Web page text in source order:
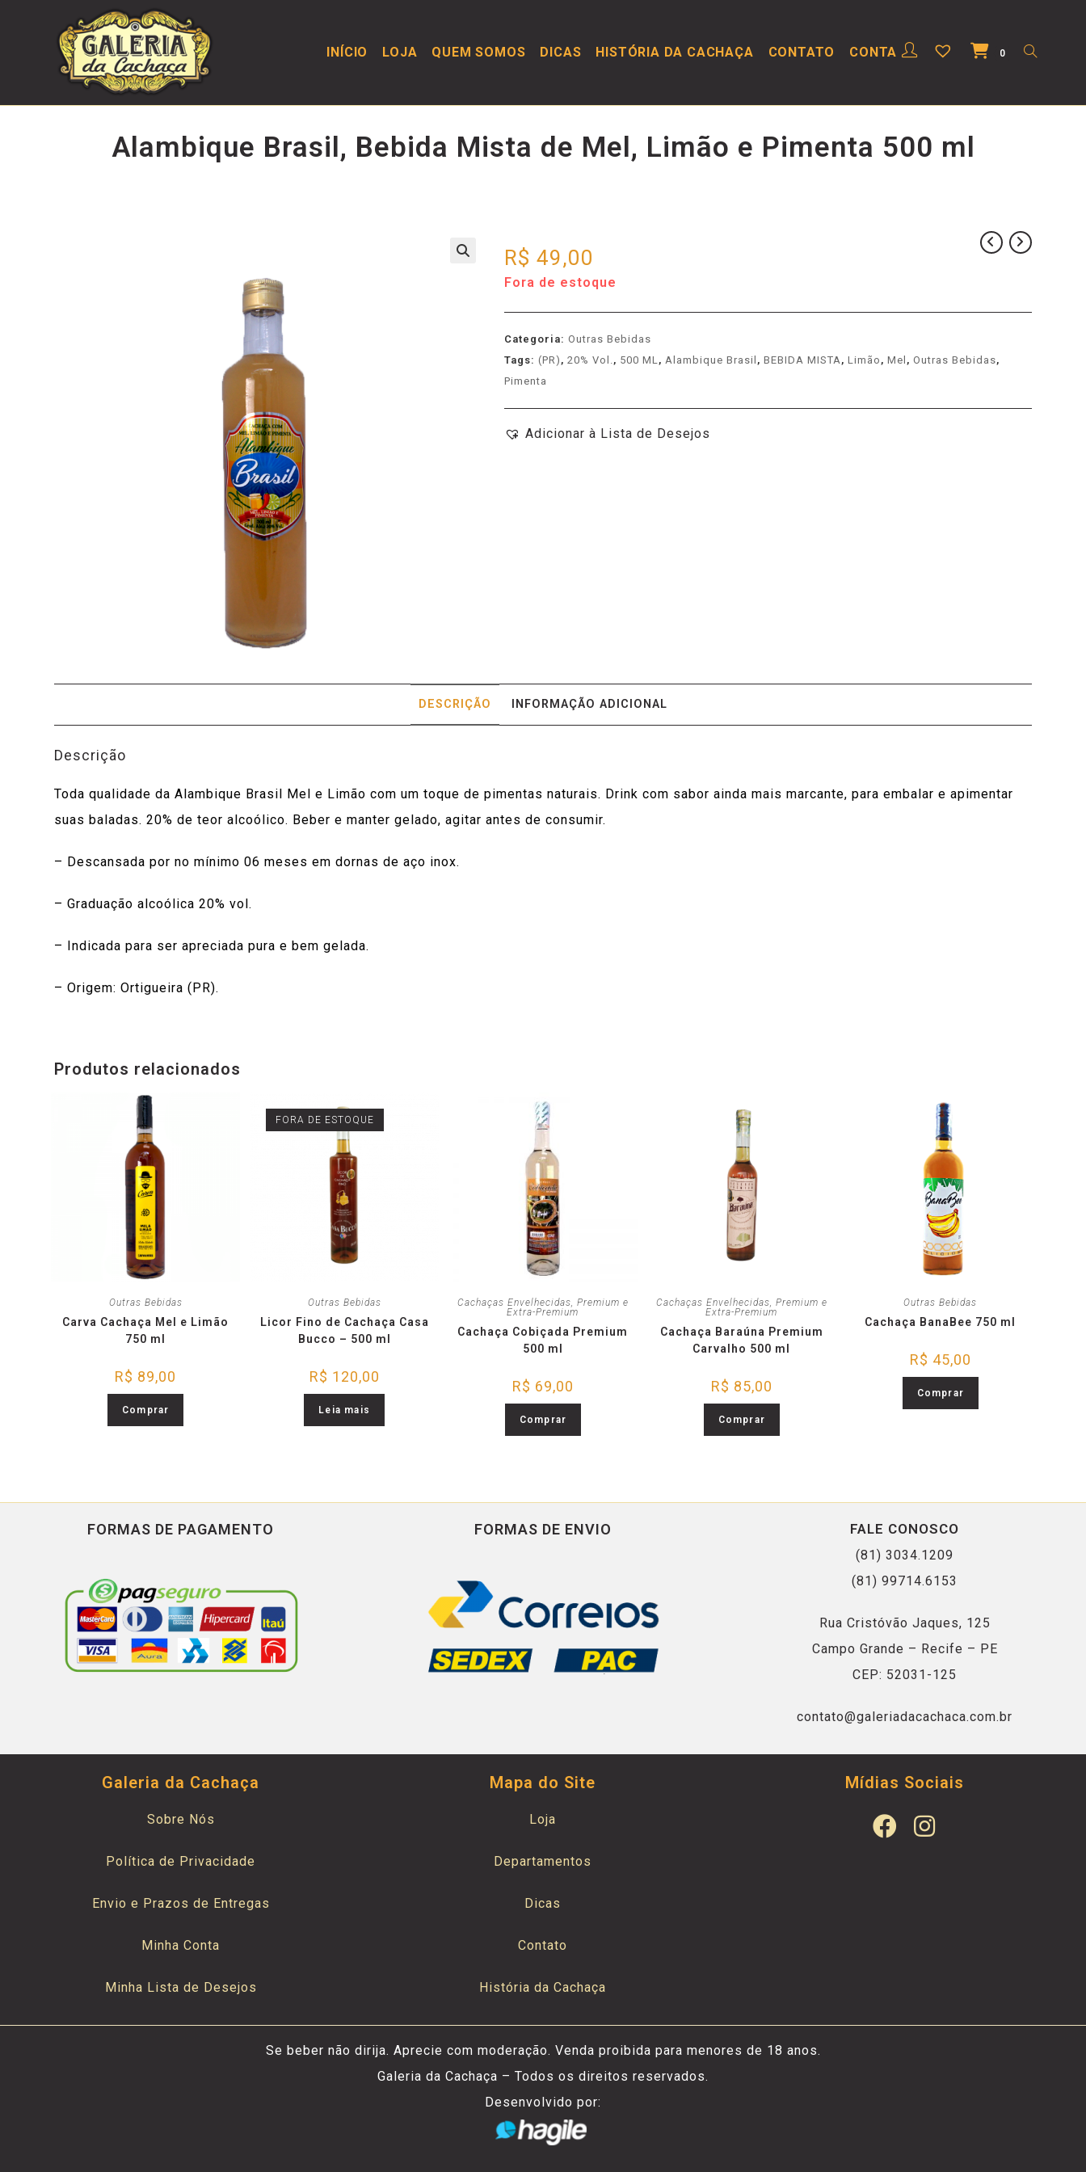
INÍCIO LOJA QUEM SOMOS DICAS HISTÓRIA DA CACHAÇA CONTATO CONTA 0
Alambique Brasil, Bebida Mista de Mel, Limão e Pimenta 500 ml
R$ 49,00
Fora de estoque
Categoria: Outras Bebidas
Tags: (PR) , 20% Vol., 500 ML, Alambique Brasil , BEBIDA MISTA, Limão , Mel , Outras Bebidas,
Pimenta
Adicionar à Lista de Desejos
DESCRIÇÃO INFORMAÇÃO ADICIONAL
Descrição
Toda qualidade da Alambique Brasil Mel e Limão com um toque de pimentas naturais. Drink com sabor ainda mais marcante, para embalar e apimentar
suas baladas. 20% de teor alcoólico. Beber e manter gelado, agitar antes de consumir.
– Descansada por no mínimo 06 meses em dornas de aço inox.
– Graduação alcoólica 20% vol.
– Indicada para ser apreciada pura e bem gelada.
– Origem: Ortigueira (PR).
Produtos relacionados
Outras Bebidas
Carva Cachaça Mel e Limão
750 ml
R$ 89,00
Comprar
FORA DE ESTOQUE
Outras Bebidas
Licor Fino de Cachaça Casa
Bucco – 500 ml
R$ 120,00
Leia mais
Cachaças Envelhecidas Premium e
Extra-Premium
Cachaça Cobiçada Premium
500 ml
R$ 69,00
Comprar
Cachaças Envelhecidas Premium e
Extra-Premium
Cachaça Baraúna Premium
Carvalho 500 ml
R$ 85,00
Comprar
Outras Bebidas
Cachaça BanaBee 750 ml
R$ 45,00
Comprar
FORMAS DE PAGAMENTO FORMAS DE ENVIO FALE CONOSCO
(81) 3034.1209
(81) 99714.6153
Rua Cristóvão Jaques, 125
Campo Grande – Recife – PE
CEP: 52031-125
contato@galeriadacachaca.com.br
Galeria da Cachaça
Sobre Nós
Política de Privacidade
Envio e Prazos de Entregas
Minha Conta
Minha Lista de Desejos
Mapa do Site
Loja
Departamentos
Dicas
Contato
História da Cachaça
Mídias Sociais
Se beber não dirija. Aprecie com moderação. Venda proibida para menores de 18 anos.
Galeria da Cachaça – Todos os direitos reservados.
Desenvolvido por: